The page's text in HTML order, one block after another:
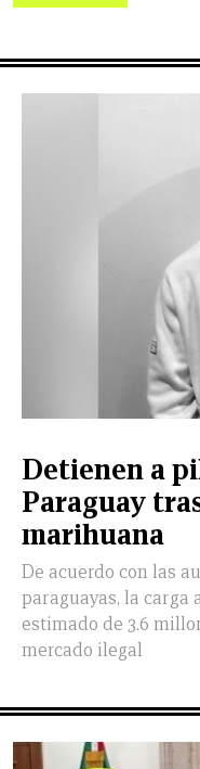
NUEVO
LEÓN
TAMAULIPAS
COAHUILA
NACIONAL
FINANZAS
OPINIÓN
DEPORTES
ESPECTÁCULOS
TENDENCIA
ESTILO
DE
VIDA
PODCAST
CONTACTO
NEWSLETTER
HEMEROTECA
SUPLEMENTOS
Detienen a
Paraguay
marihuana
De acuerdo con las
paraguayas, la
estimado de 3.6
mercado ilegal